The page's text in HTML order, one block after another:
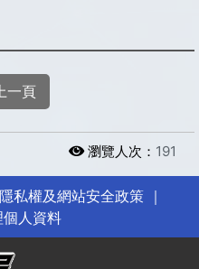
一頁
瀏覽人次： 191
隱私權及網站安全政策｜
人資料